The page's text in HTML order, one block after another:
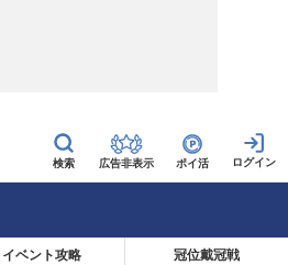
広告非表示 ポイ活
イベント攻略 冠位戴冠戦